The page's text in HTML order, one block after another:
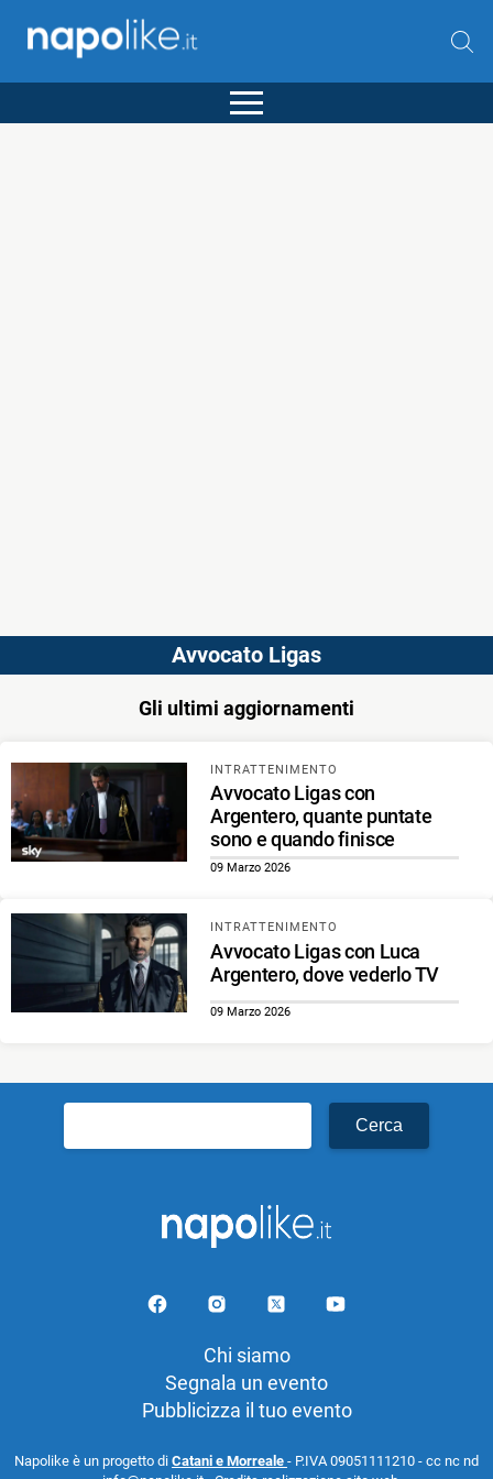
Avvocato Ligas
Gli ultimi aggiornamenti
INTRATTENIMENTO
Avvocato Ligas con
Argentero, quante puntate
sono e quando finisce
09 Marzo 2026
INTRATTENIMENTO
Avvocato Ligas con Luca
Argentero, dove vederlo TV
09 Marzo 2026
per:
Chi siamo
Segnala un evento
Pubblicizza il tuo evento
Napolike è un progetto di Catani e Morreale - P.IVA 09051111210 - cc nc nd